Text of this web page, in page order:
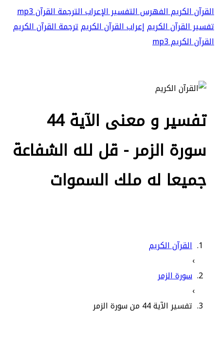
القرآن الكريمالفهرسالتفسيرالإعرابالترجمةالقرآن mp3
تفسير القرآن الكريمإعراب القرآن الكريمترجمة القرآن الكريم
القرآن الكريم mp3
تفسير و معنى الآية 44
سورة الزمر - قل لله الشفاعة
جميعا له ملك السموات
القرآن الكريم
›
سورة الزمر
›
تفسير الآية 44 من سورة الزمر